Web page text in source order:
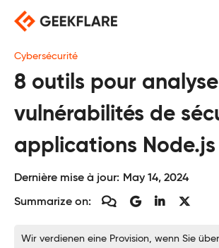
Skip
content
Cybersécurité
8 outils pour
vulnérabilités de
applications Node.js
Dernière mise à jour: May 14, 2024
Summarize on:
Wir verdienen eine Provision, wenn Sie